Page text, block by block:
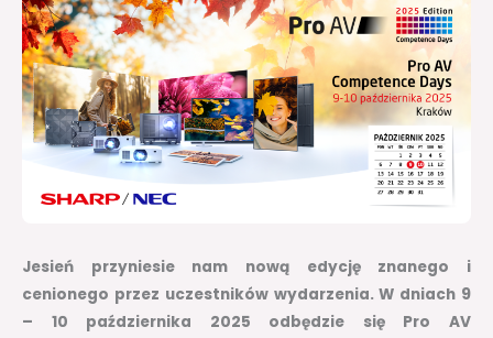
Jesień przyniesie nam nową edycję znanego i
cenionego przez uczestników wydarzenia. W dniach 9
– 10 października 2025 odbędzie się Pro AV